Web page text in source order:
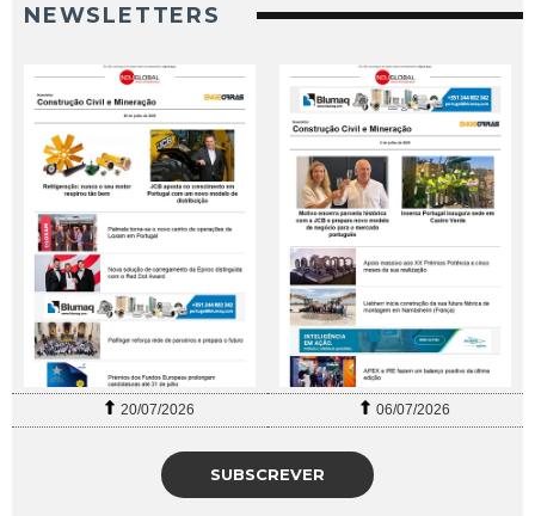
NEWSLETTERS
20/07/2026 06/07/2026
SUBSCREVER